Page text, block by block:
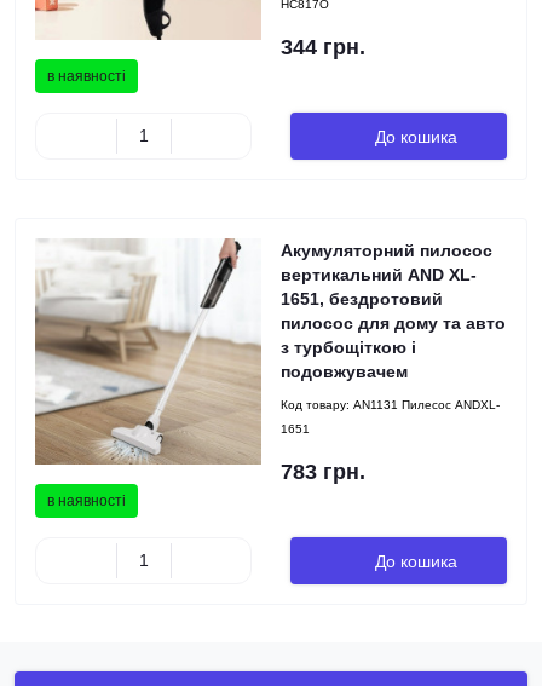
в наявності
HC817O
344 грн.
До кошика
в наявності
Акумуляторний пилосос
вертикальний AND XL-
1651, бездротовий
пилосос для дому та авто
з турбощіткою і
подовжувачем
Код товару: AN1131 Пилесос ANDXL-
1651
783 грн.
До кошика